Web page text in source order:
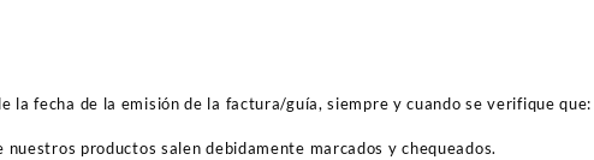
fecha de la emisión de la factura/guía, siempre y cuando se verifique que:
productos salen debidamente marcados y chequeados.